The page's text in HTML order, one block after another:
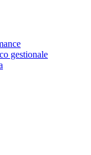
gestionale